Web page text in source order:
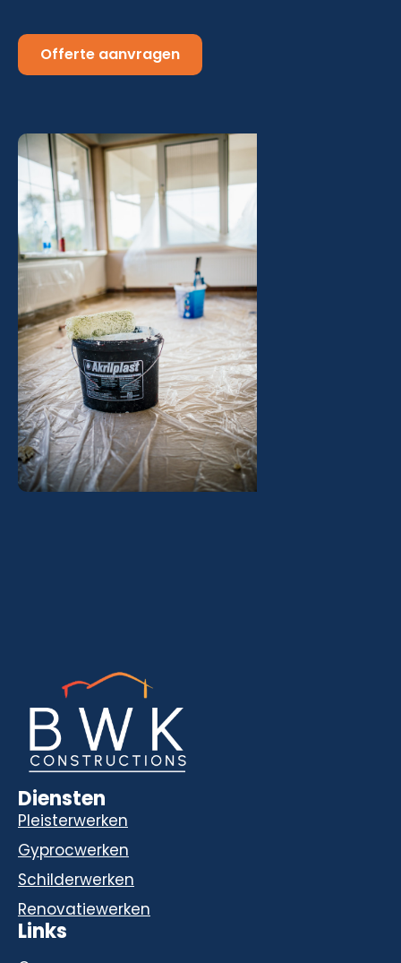
Offerte aanvragen
Diensten
Pleisterwerken
Gyprocwerken
Schilderwerken
Renovatiewerken
Links